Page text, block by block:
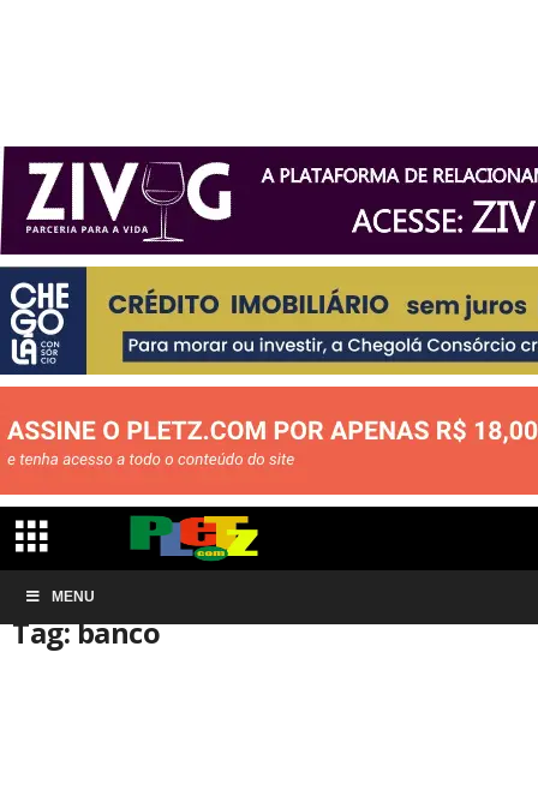
MENU
Início Tags
Tag: banco